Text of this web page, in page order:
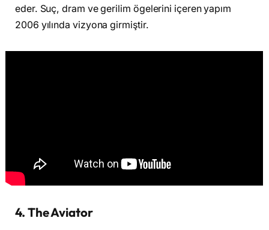
eder. Suç, dram ve gerilim ögelerini içeren yapım
2006 yılında vizyona girmiştir.
4. The Aviator